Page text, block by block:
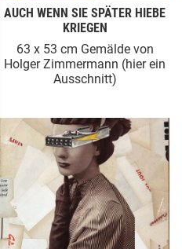
AUCH WENN SIE SPÄTER HIEBE
KRIEGEN
63 x 53 cm Gemälde von
Holger Zimmermann (hier ein
Ausschnitt)